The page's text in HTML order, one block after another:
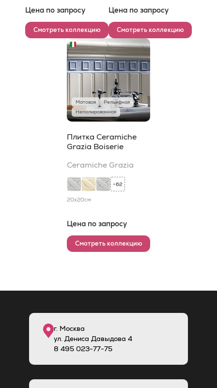
Цена по запросу
Смотреть коллекцию
Цена по запросу
Смотреть коллекцию
Матовая
Рельефная
Неполированная
Плитка Ceramiche
Grazia Boiserie
Ceramiche Grazia
+62
20x20см
Цена по запросу
Смотреть коллекцию
г. Москва
ул. Дениса Давыдова 4
8 495 023-77-75